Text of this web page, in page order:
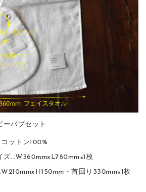
ーバブセット
ットン100%
ズ…W360mmxL780mm×1枚
・首回り330mm×1枚